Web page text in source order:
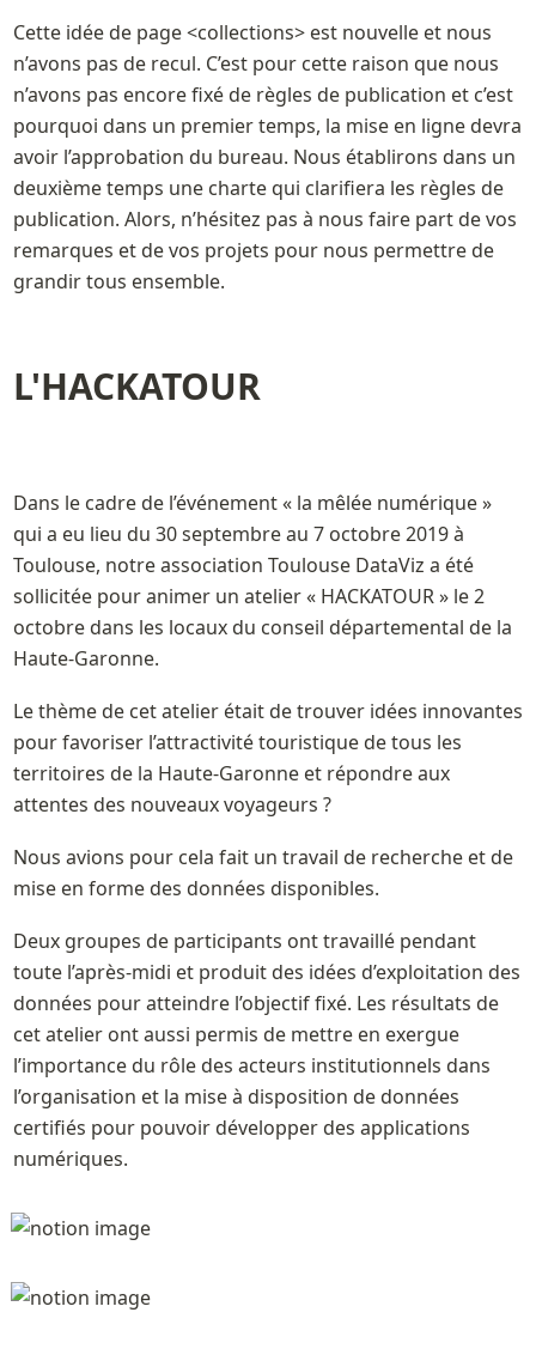
Cette idée de page <collections> est nouvelle et nous
n’avons pas de recul. C’est pour cette raison que nous
n’avons pas encore fixé de règles de publication et c’est
pourquoi dans un premier temps, la mise en ligne devra
avoir l’approbation du bureau. Nous établirons dans un
deuxième temps une charte qui clarifiera les règles de
publication. Alors, n’hésitez pas à nous faire part de vos
remarques et de vos projets pour nous permettre de
L'HACKATOUR
Dans le cadre de l’événement « la mêlée numérique »
qui a eu lieu du 30 septembre au 7 octobre 2019 à
Toulouse, notre association Toulouse DataViz a été
sollicitée pour animer un atelier « HACKATOUR » le 2
octobre dans les locaux du conseil départemental de la
Haute-Garonne.
Le thème de cet atelier était de trouver idées innovantes
pour favoriser l’attractivité touristique de tous les
territoires de la Haute-Garonne et répondre aux
attentes des nouveaux voyageurs ?
Nous avions pour cela fait un travail de recherche et de
mise en forme des données disponibles.
Deux groupes de participants ont travaillé pendant
toute l’après-midi et produit des idées d’exploitation des
données pour atteindre l’objectif fixé. Les résultats de
cet atelier ont aussi permis de mettre en exergue
l’importance du rôle des acteurs institutionnels dans
l’organisation et la mise à disposition de données
certifiés pour pouvoir développer des applications
numériques.